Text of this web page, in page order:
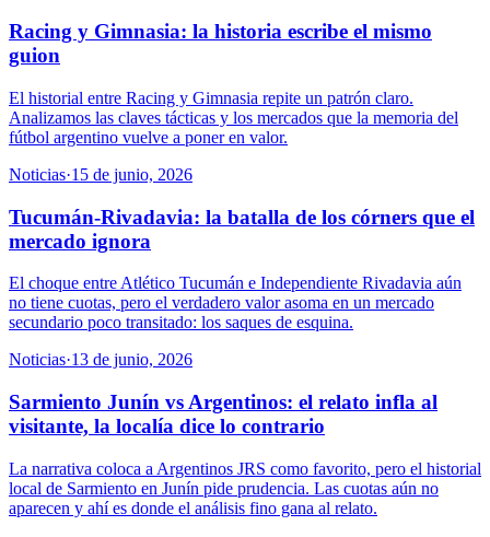
Racing y Gimnasia: la historia escribe el mismo
guion
El historial entre Racing y Gimnasia repite un patrón claro.
Analizamos las claves tácticas y los mercados que la memoria del
fútbol argentino vuelve a poner en valor.
Noticias·15 de junio, 2026
Tucumán-Rivadavia: la batalla de los córners que el
mercado ignora
El choque entre Atlético Tucumán e Independiente Rivadavia aún
no tiene cuotas, pero el verdadero valor asoma en un mercado
secundario poco transitado: los saques de esquina.
Noticias·13 de junio, 2026
Sarmiento Junín vs Argentinos: el relato infla al
visitante, la localía dice lo contrario
La narrativa coloca a Argentinos JRS como favorito, pero el historial
local de Sarmiento en Junín pide prudencia. Las cuotas aún no
aparecen y ahí es donde el análisis fino gana al relato.